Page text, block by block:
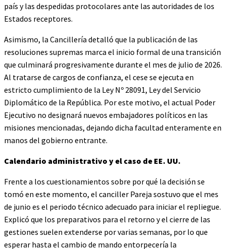
país y las despedidas protocolares ante las autoridades de los
Estados receptores.
Asimismo, la Cancillería detalló que la publicación de las
resoluciones supremas marca el inicio formal de una transición
que culminará progresivamente durante el mes de julio de 2026.
Al tratarse de cargos de confianza, el cese se ejecuta en
estricto cumplimiento de la Ley Nº 28091, Ley del Servicio
Diplomático de la República. Por este motivo, el actual Poder
Ejecutivo no designará nuevos embajadores políticos en las
misiones mencionadas, dejando dicha facultad enteramente en
manos del gobierno entrante.
Calendario administrativo y el caso de EE. UU.
Frente a los cuestionamientos sobre por qué la decisión se
tomó en este momento, el canciller Pareja sostuvo que el mes
de junio es el periodo técnico adecuado para iniciar el repliegue.
Explicó que los preparativos para el retorno y el cierre de las
gestiones suelen extenderse por varias semanas, por lo que
esperar hasta el cambio de mando entorpecería la